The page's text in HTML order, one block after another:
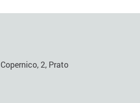
2, Prato